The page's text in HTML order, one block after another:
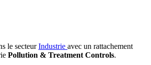
le secteurIndustrie avec un rattachement
Pollution & Treatment Controls.